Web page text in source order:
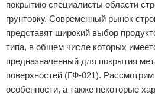
Начало бизнеса
Обзоры услуг
Самосовершенствование
Деловое общение
Отказ от ответственности
покрытию специалисты области
грунтовку. Современный рынок
представят широкий выбор
типа, в общем числе которых
предназначенный для покрытия
поверхностей (ГФ-021).
особенности, а также некоторые